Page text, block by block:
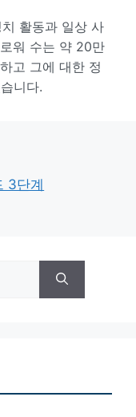
활동과 일상 사
워 수는 약 20만
고 그에 대한 정
니다.
3단계